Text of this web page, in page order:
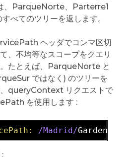
、ParqueNorte、Parterre1
べてのツリーを返します。
ヘッダでコンマ区切
、不均等なスコープをクエリ
たとえば、ParqueNorte と
ではなく) のツリーを
queryContext リクエストで
を使用します :
/Madrid/Gardens